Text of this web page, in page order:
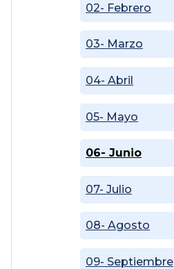
02- Febrero
03- Marzo
04- Abril
05- Mayo
06- Junio
07- Julio
08- Agosto
09- Septiembre